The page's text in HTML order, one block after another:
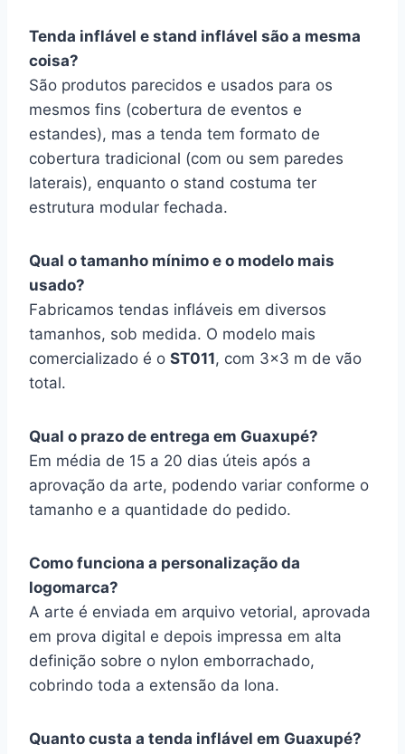
Tenda inflável e stand inflável são a mesma
coisa?
São produtos parecidos e usados para os
mesmos fins (cobertura de eventos e
estandes), mas a tenda tem formato de
cobertura tradicional (com ou sem paredes
laterais), enquanto o stand costuma ter
estrutura modular fechada.
Qual o tamanho mínimo e o modelo mais
usado?
Fabricamos tendas infláveis em diversos
tamanhos, sob medida. O modelo mais
comercializado é o ST011, com 3×3 m de vão
total.
Qual o prazo de entrega em Guaxupé?
Em média de 15 a 20 dias úteis após a
aprovação da arte, podendo variar conforme o
tamanho e a quantidade do pedido.
Como funciona a personalização da
logomarca?
A arte é enviada em arquivo vetorial, aprovada
em prova digital e depois impressa em alta
definição sobre o nylon emborrachado,
cobrindo toda a extensão da lona.
Quanto custa a tenda inflável em Guaxupé?